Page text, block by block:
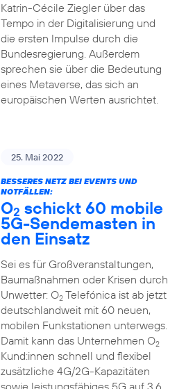
Katrin-Cécile Ziegler über das
Tempo in der Digitalisierung und
die ersten Impulse durch die
Bundesregierung. Außerdem
sprechen sie über die Bedeutung
eines Metaverse, das sich an
europäischen Werten ausrichtet.
25. Mai 2022
BESSERES NETZ BEI EVENTS UND
NOTFÄLLEN:
O2 schickt 60 mobile
5G-Sendemasten in
den Einsatz
Sei es für Großveranstaltungen,
Baumaßnahmen oder Krisen durch
Unwetter: O2Telefónica ist ab jetzt
deutschlandweit mit 60 neuen,
mobilen Funkstationen unterwegs.
Damit kann das Unternehmen O2
Kund:innen schnell und flexibel
zusätzliche 4G/2G-Kapazitäten
sowie leistungsfähiges 5G auf 3,6